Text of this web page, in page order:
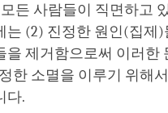
든 사람들이 직면하고
는 (2) 진정한 원인(집제
을 제거함으로써 이러한
한 소멸을 이루기 위해
다.